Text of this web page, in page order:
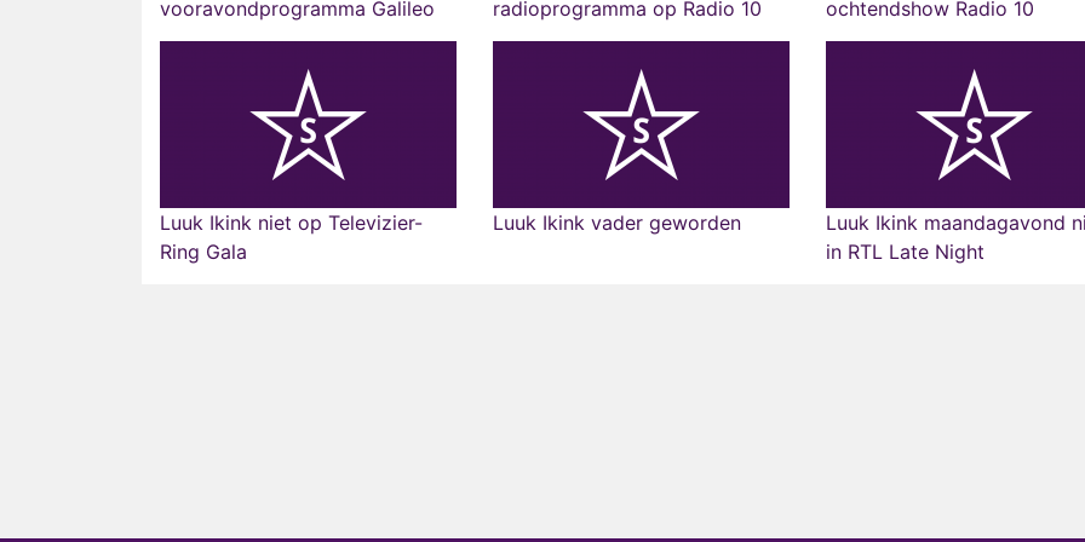
vooravondprogramma Galileo radioprogramma op Radio 10 ochtendshow Radio 10
Luuk Ikink niet op Televizier-
Ring Gala
Luuk Ikink vader geworden
Luuk Ikink maandagavond
in RTL Late Night